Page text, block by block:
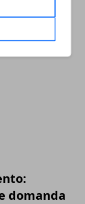
e la
domanda